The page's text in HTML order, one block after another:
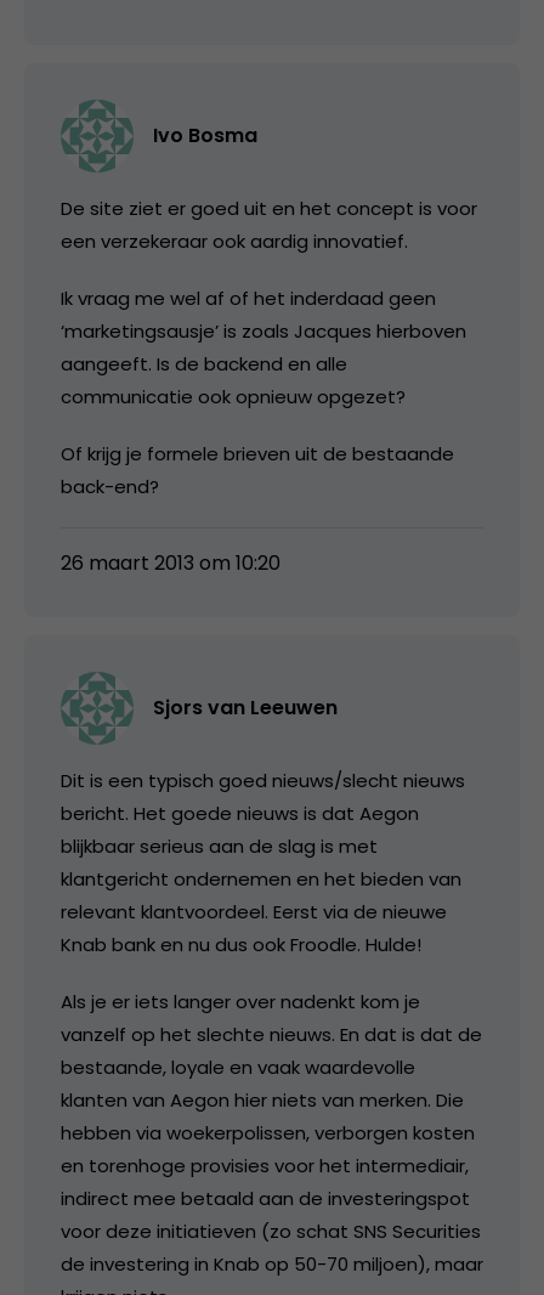
Ivo Bosma
De site ziet er goed uit en het concept is voor
een verzekeraar ook aardig innovatief.
Ik vraag me wel af of het inderdaad geen
‘marketingsausje’ is zoals Jacques hierboven
aangeeft. Is de backend en alle
communicatie ook opnieuw opgezet?
Of krijg je formele brieven uit de bestaande
back-end?
26 maart 2013 om 10:20
Sjors van Leeuwen
Dit is een typisch goed nieuws/slecht nieuws
bericht. Het goede nieuws is dat Aegon
blijkbaar serieus aan de slag is met
klantgericht ondernemen en het bieden van
relevant klantvoordeel. Eerst via de nieuwe
Knab bank en nu dus ook Froodle. Hulde!
Als je er iets langer over nadenkt kom je
vanzelf op het slechte nieuws. En dat is dat de
bestaande, loyale en vaak waardevolle
klanten van Aegon hier niets van merken. Die
hebben via woekerpolissen, verborgen kosten
en torenhoge provisies voor het intermediair,
indirect mee betaald aan de investeringspot
voor deze initiatieven (zo schat SNS Securities
de investering in Knab op 50-70 miljoen), maar